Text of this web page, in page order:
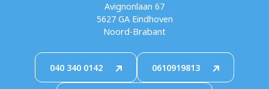
Avignonlaan 67
5627 GA Eindhoven
Noord-Brabant
040 340 0142 0610919813